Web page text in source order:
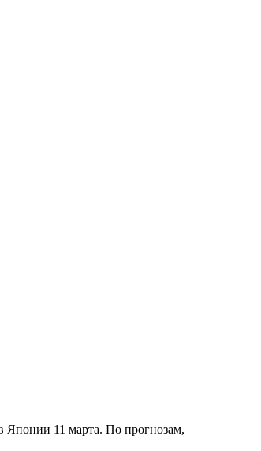
Японии 11 марта. По прогнозам,